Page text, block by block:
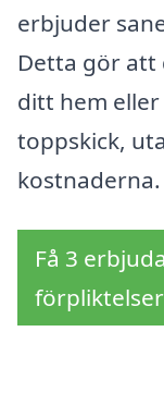
erbjuder
Detta gör att
ditt hem
toppskick,
kostnaderna.
Få 3
förpliktelser